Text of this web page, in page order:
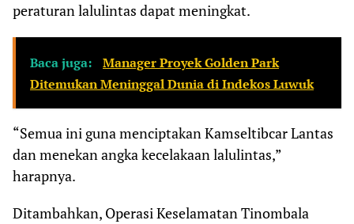
peraturan lalulintas dapat meningkat.
Baca juga:
Manager Proyek Golden Park
Ditemukan Meninggal Dunia di Indekos Luwuk
“Semua ini guna menciptakan Kamseltibcar Lantas
dan menekan angka kecelakaan lalulintas,”
harapnya.
Ditambahkan, Operasi Keselamatan Tinombala